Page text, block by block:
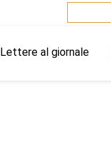
Lettere al giornale